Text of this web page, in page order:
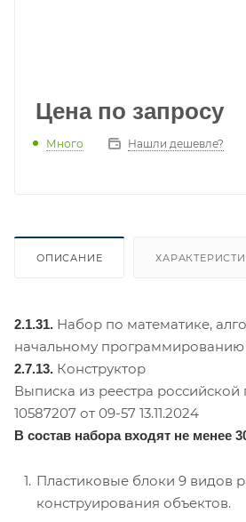
Цена по запросу
Много Нашли дешевле?
ОПИСАНИЕ
2.1.31. Набор по математике,
начальному программированию
2.7.13. Конструктор
Выписка из реестра российской
10587207 от 09-57 13.11.2024
В состав набора входят не менее
Пластиковые блоки 9 видов
конструирования объектов.